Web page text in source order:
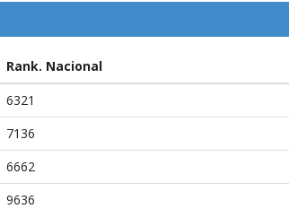
Rank. Nacional
6321
7136
6662
9636